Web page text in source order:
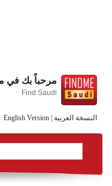
النسخة العربية English Version
مرحباً بك في
Find Saudi